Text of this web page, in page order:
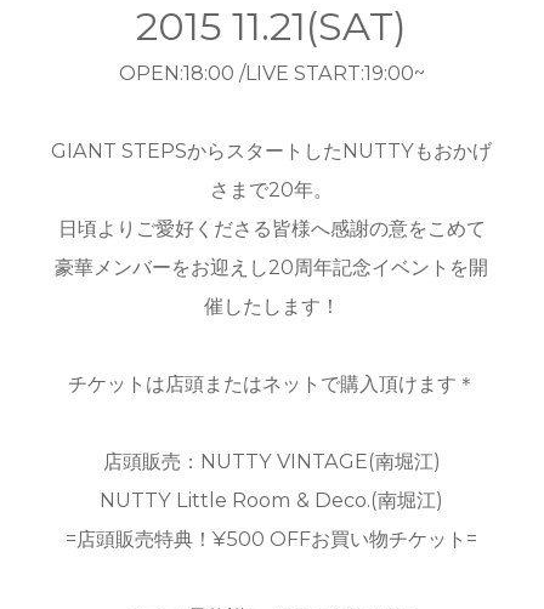
2015 11.21(SAT)
OPEN:18:00 /LIVE START:19:00~
GIANT STEPSからスタートしたNUTTYもおかげ
さまで20年。
日頃よりご愛好くださる皆様へ感謝の意をこめて
豪華メンバーをお迎えし20周年記念イベントを開
催したします！
チケットは店頭またはネットで購入頂けます＊
店頭販売：NUTTY VINTAGE(南堀江)
NUTTY Little Room & Deco.(南堀江)
=店頭販売特典！¥500 OFFお買い物チケット=